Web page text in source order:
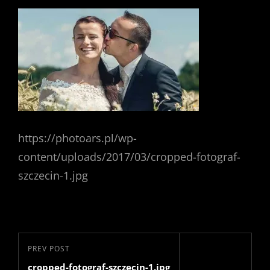
https://photoars.pl/wp-
content/uploads/2017/03/cropped-fotograf-
szczecin-1.jpg
Nawigacja
wpisu
Previous
PREV POST
cropped-fotograf-szczecin-1.jpg